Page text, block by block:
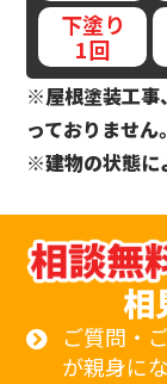
下塗り
1回
※屋根塗装工事
っておりません。
※建物の状態に
相
ご質問・
が親身に